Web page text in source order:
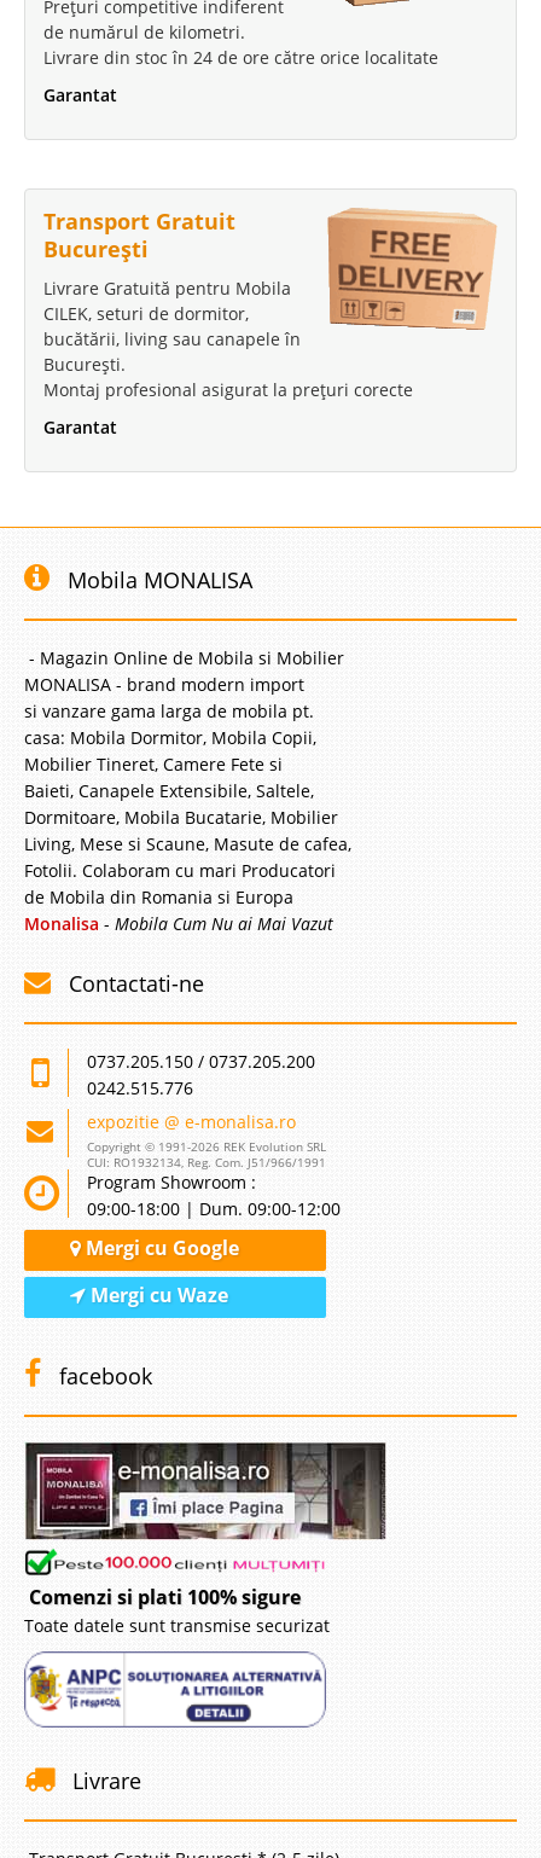
Prețuri competitive indiferent
de numărul de kilometri.
Livrare din stoc în 24 de ore către orice localitate
Garantat
Transport Gratuit
București
Livrare Gratuită pentru Mobila
CILEK, seturi de dormitor,
bucătării, living sau canapele în
București.
Montaj profesional asigurat la prețuri corecte
Garantat
Mobila MONALISA
- Magazin Online de Mobila si Mobilier
MONALISA - brand modern import
si vanzare gama larga de mobila pt.
casa: Mobila Dormitor, Mobila Copii,
Mobilier Tineret, Camere Fete si
Baieti, Canapele Extensibile, Saltele,
Dormitoare, Mobila Bucatarie, Mobilier
Living, Mese si Scaune, Masute de cafea,
Fotolii. Colaboram cu mari Producatori
de Mobila din Romania si Europa
Monalisa - Mobila Cum Nu ai Mai Vazut
Contactati-ne
0737.205.150 / 0737.205.200
0242.515.776
expozitie @ e-monalisa.ro
Copyright © 1991-2026 REK Evolution SRL
CUI: RO1932134, Reg. Com. J51/966/1991
Program Showroom :
09:00-18:00 | Dum. 09:00-12:00
Mergi cu Google
Mergi cu Waze
facebook
Comenzi si plati 100% sigure
Toate datele sunt transmise securizat
Livrare